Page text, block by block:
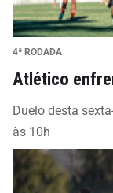
4ª RODADA
Atlético
Duelo desta
às 10h